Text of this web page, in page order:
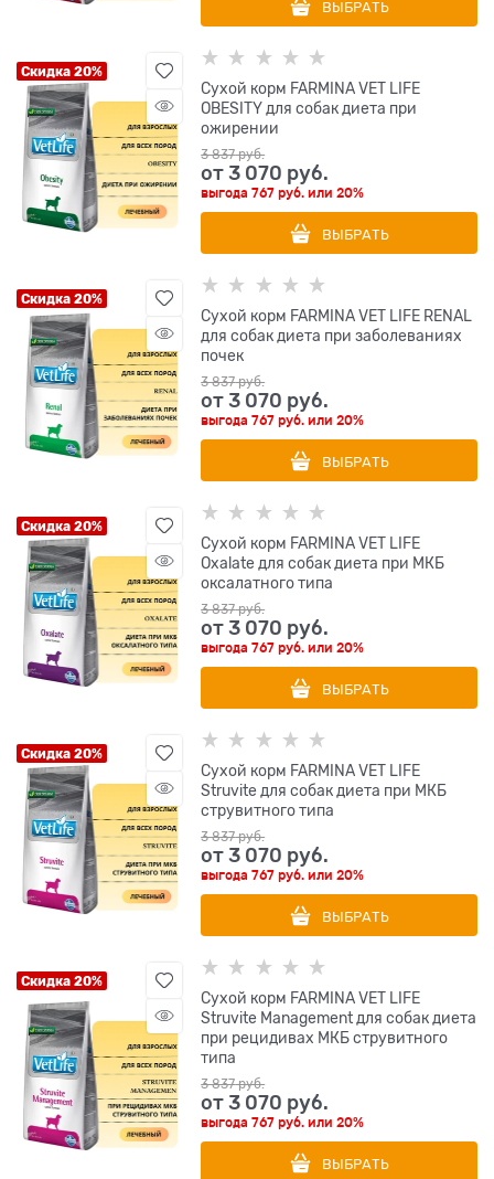
ВЫБРАТЬ
Скидка 20%
Сухой корм FARMINA VET LIFE
OBESITY для собак диета при
ожирении
3 837 руб.
от3 070 руб.
выгода767 руб. или20%
ВЫБРАТЬ
Скидка 20%
Сухой корм FARMINA VET LIFE RENAL
для собак диета при заболеваниях
почек
3 837 руб.
от3 070 руб.
выгода767 руб. или20%
ВЫБРАТЬ
Скидка 20%
Сухой корм FARMINA VET LIFE
Oxalate для собак диета при МКБ
оксалатного типа
3 837 руб.
от3 070 руб.
выгода767 руб. или20%
ВЫБРАТЬ
Скидка 20%
Сухой корм FARMINA VET LIFE
Struvite для собак диета при МКБ
струвитного типа
3 837 руб.
от3 070 руб.
выгода767 руб. или20%
ВЫБРАТЬ
Скидка 20%
Сухой корм FARMINA VET LIFE
Struvite Management для собак диета
при рецидивах МКБ струвитного
типа
3 837 руб.
от3 070 руб.
выгода767 руб. или20%
ВЫБРАТЬ